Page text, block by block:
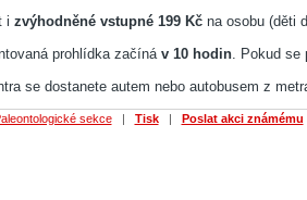
i zvýhodněné vstupné 199 Kčna osobu (děti
prohlídka začíná v 10 hodin. Pokud se
se dostanete autem nebo autobusem z
sekce| Tisk| Poslat akci známému